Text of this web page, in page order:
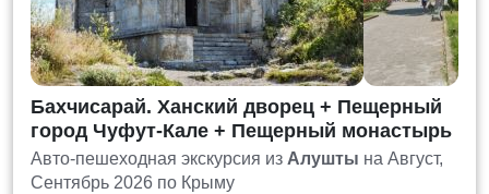
Бахчисарай. Ханский дворец + Пещерный
город Чуфут-Кале + Пещерный монастырь
Авто-пешеходная экскурсия из Алушты на Август,
Сентябрь 2026 по Крыму